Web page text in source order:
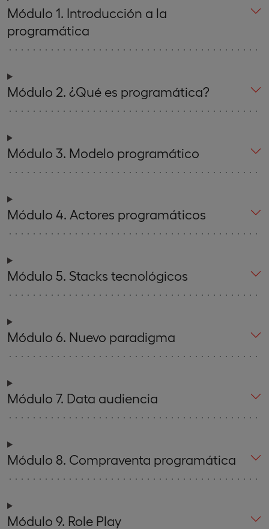
Módulo 1. Introducción a la
programática
Módulo 2. ¿Qué es programática?
Módulo 3. Modelo programático
Módulo 4. Actores programáticos
Módulo 5. Stacks tecnológicos
Módulo 6. Nuevo paradigma
Módulo 7. Data audiencia
Módulo 8. Compraventa programática
Módulo 9. Role Play